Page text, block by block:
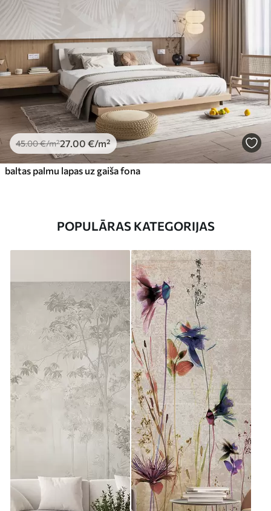
45.00€/m²27 .00 €/m²
baltas palmu lapas uz gaiša fona
POPULĀRAS KATEGORIJAS